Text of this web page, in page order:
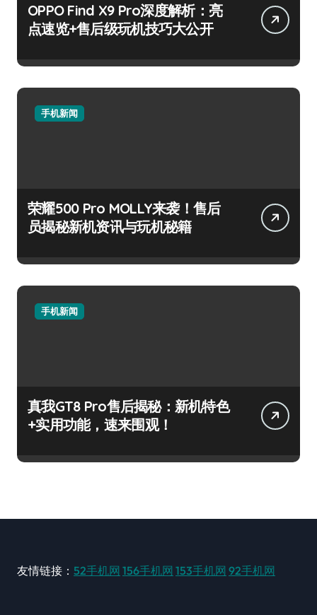
OPPO Find X9 Pro深度解析：亮
点速览+售后级玩机技巧大公开
手机新闻
荣耀500 Pro MOLLY来袭！售后
员揭秘新机资讯与玩机秘籍
手机新闻
真我GT8 Pro售后揭秘：新机特色
+实用功能，速来围观！
友情链接： 52手机网 156手机网 153手机网 92手机网